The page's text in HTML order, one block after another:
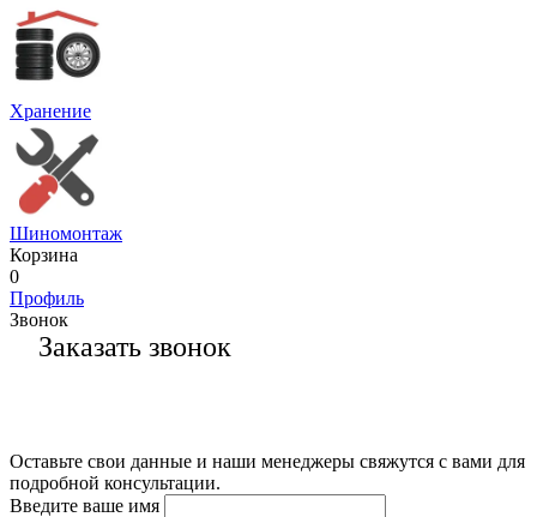
Хранение
Шиномонтаж
Корзина
0
Профиль
Звонок
Заказать звонок
Оставьте свои данные и наши менеджеры свяжутся с вами для
подробной консультации.
Введите ваше имя